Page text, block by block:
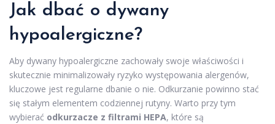
Jak dbać o dywany
hypoalergiczne?
Aby dywany hypoalergiczne zachowały swoje właściwości i
skutecznie minimalizowały ryzyko występowania alergenów,
kluczowe jest regularne dbanie o nie. Odkurzanie powinno stać
się stałym elementem codziennej rutyny. Warto przy tym
wybierać odkurzacze z filtrami HEPA, które są